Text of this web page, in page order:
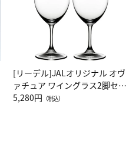
[リーデル]JALオリジナル オヴ
ァチュア ワイングラス2脚セッ
ト（レッドワイン）
5,280円 （税込）